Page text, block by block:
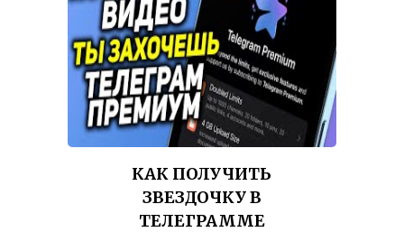
КАК ПОЛУЧИТЬ
ЗВЕЗДОЧКУ В
ТЕЛЕГРАММЕ